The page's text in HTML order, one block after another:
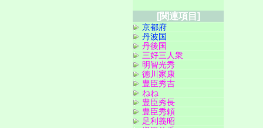
[関連項目]
京都府
丹波国
丹後国
三好三人衆
明智光秀
徳川家康
豊臣秀吉
ねね
豊臣秀長
豊臣秀頼
足利義昭